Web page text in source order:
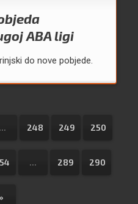
ABA ligi
do nove pobjede.
... 248 249 250
... 289 290
»